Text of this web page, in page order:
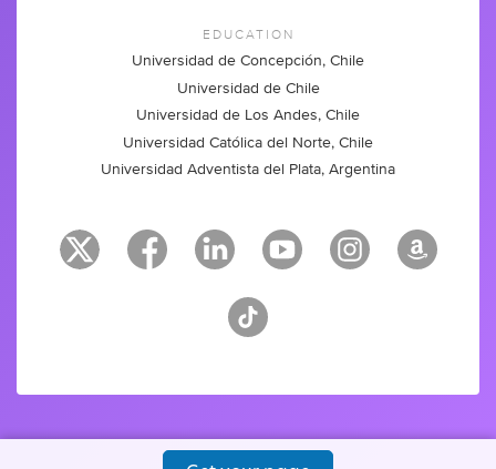
EDUCATION
Universidad de Concepción, Chile
Universidad de Chile
Universidad de Los Andes, Chile
Universidad Católica del Norte, Chile
Universidad Adventista del Plata, Argentina